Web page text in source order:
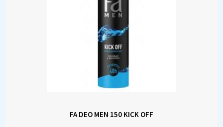
FA DEO MEN 150 KICK OFF